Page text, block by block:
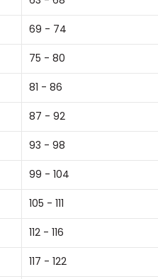
69 - 74
75 - 80
81 - 86
87 - 92
93 - 98
99 - 104
105 - 111
112 - 116
117 - 122